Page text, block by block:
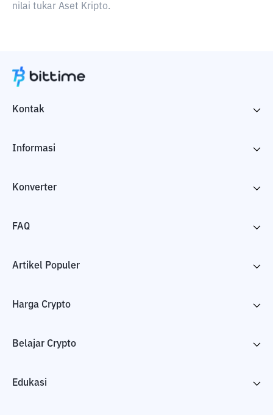
nilai tukar Aset Kripto.
Kontak
Informasi
Konverter
FAQ
Artikel Populer
Harga Crypto
Belajar Crypto
Edukasi